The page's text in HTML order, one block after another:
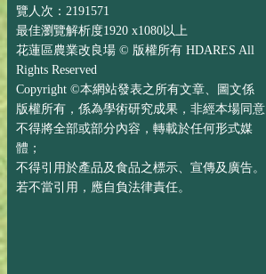
覽人次：2191571
最佳瀏覽解析度1920 x1080以上
花蓮區農業改良場 © 版權所有 HDARES All
Rights Reserved
Copyright ©本網站發表之所有文章、圖文係
版權所有，係為學術研究成果，非經本場同意
不得將全部或部分內容，轉載於任何形式媒
體；
不得引用於產品及食品之標示、宣傳及廣告。
若不當引用，應自負法律責任。